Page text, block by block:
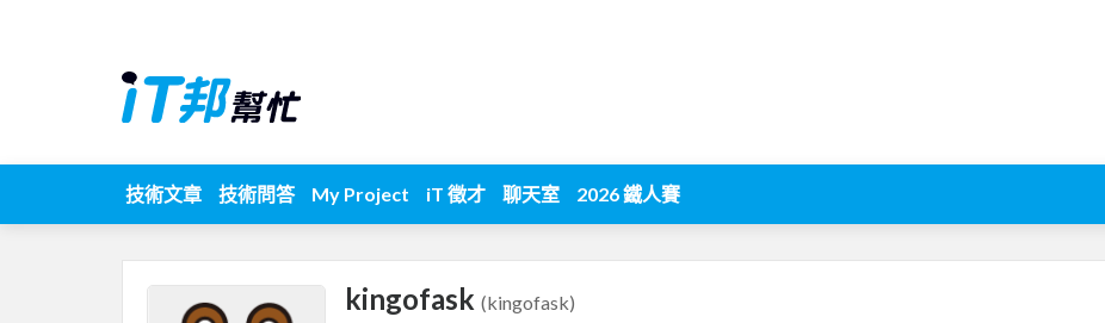
技術文章 技術問答 My Project iT 徵才 聊天室 2026 鐵人賽
kingofask (kingofask)